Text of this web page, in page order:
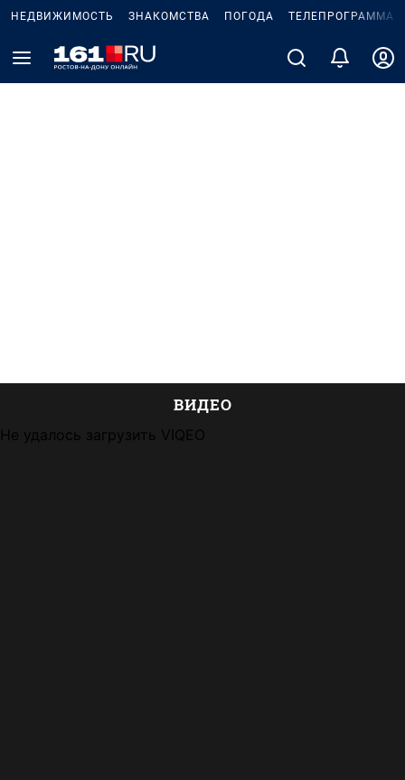
НЕДВИЖИМОСТЬ ЗНАКОМСТВА ПОГОДА ТЕЛЕПРОГРАММА
ВИДЕО
Не удалось загрузить VIQEO